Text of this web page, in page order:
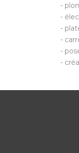
-
-
-
-
-
-